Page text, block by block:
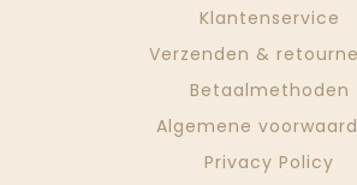
Klantenservice
Verzenden &
Betaalmethoden
Algemene
Privacy Policy